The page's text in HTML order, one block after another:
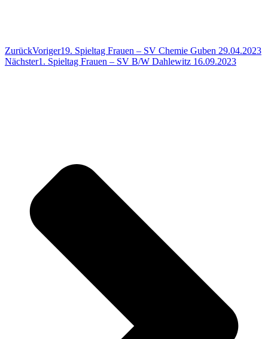
ZurückVoriger19. Spieltag Frauen – SV Chemie Guben 29.04.2023
Nächster1. Spieltag Frauen – SV B/W Dahlewitz 16.09.2023